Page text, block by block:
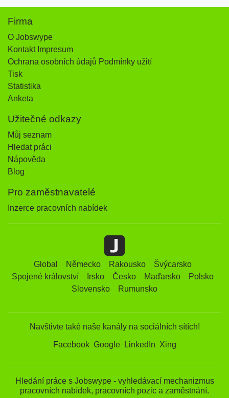
Firma
O Jobswype
Kontakt Impresum
Ochrana osobních údajů Podmínky užití
Tisk
Statistika
Anketa
Užitečné odkazy
Můj seznam
Hledat práci
Nápověda
Blog
Pro zaměstnavatelé
Inzerce pracovních nabídek
Global Německo Rakousko
Švýcarsko
Spojené království
Irsko Česko Maďarsko
Polsko
Slovensko
Rumunsko
Navštivte také naše kanály na sociálních sítích!
Facebook Google LinkedIn Xing
Hledání práce s Jobswype - vyhledávací mechanizmus
pracovních nabídek, pracovních pozic a zaměstnání.